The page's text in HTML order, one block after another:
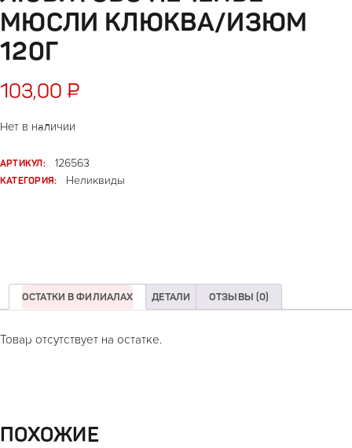
МЮСЛИ КЛЮКВА/ИЗЮМ
120Г
103,00 ₽
Нет в наличии
АРТИКУЛ:
126563
КАТЕГОРИЯ:
Неликвиды
ОСТАТКИ В ФИЛИАЛАХ ДЕТАЛИ ОТЗЫВЫ (0)
Товар отсутствует на остатке.
ПОХОЖИЕ